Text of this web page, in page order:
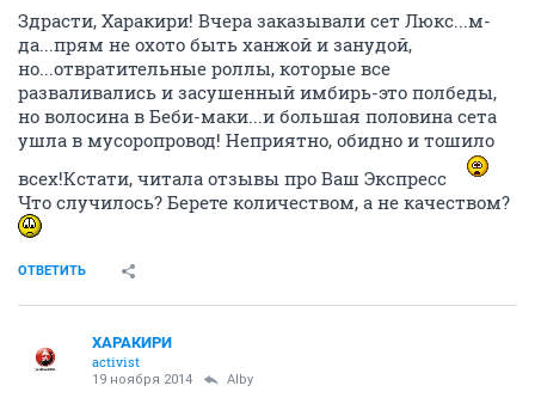
Здрасти, Харакири! Вчера заказывали сет Люкс...м-
да...прям не охото быть ханжой и занудой,
но...отвратительные роллы, которые все
разваливались и засушенный имбирь-это полбеды,
но волосина в Беби-маки...и большая половина сета
ушла в мусоропровод! Неприятно, обидно и тошило
всех!Кстати, читала отзывы про Ваш Экспресс
Что случилось? Берете количеством, а не качеством?
ОТВЕТИТЬ
ХАРАКИРИ
activist
19 ноября 2014 Alby